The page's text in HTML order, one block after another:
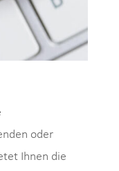
oder
Ihnen die